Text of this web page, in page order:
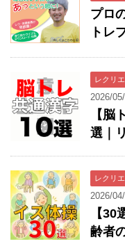
プロ
トレ
レクリ
2026/
【脳
選｜
レクリ
2026/
【
齢者